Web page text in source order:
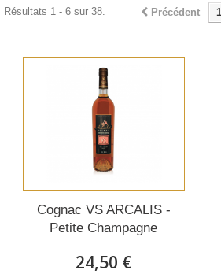
Précédent 1
Résultats 1 - 6 sur 38.
Cognac VS ARCALIS -
Petite Champagne
24,50 €